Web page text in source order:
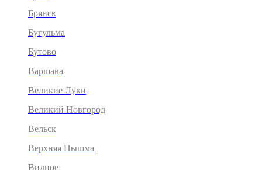
Брянск
Бугульма
Бутово
Варшава
Великие Луки
Великий Новгород
Вельск
Верхняя Пышма
Видное